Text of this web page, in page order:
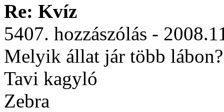
Re: Kvíz
5407. hozzászólás -
Melyik állat jár több lábon?
Tavi kagyló
Zebra